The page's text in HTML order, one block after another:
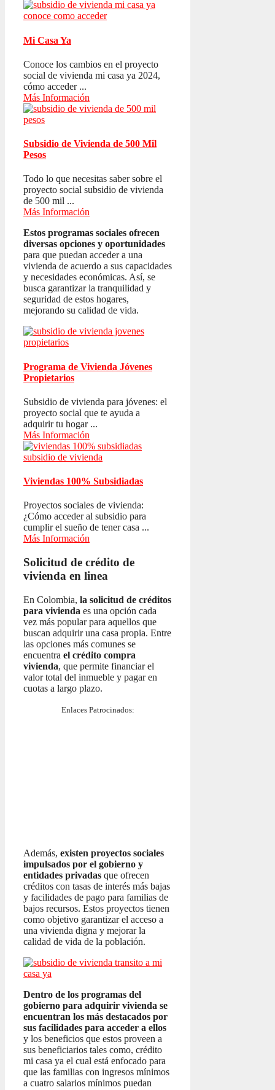
Mi Casa Ya
Conoce los cambios en el proyecto
social de vivienda mi casa ya 2024,
cómo acceder ...
Más Información
Subsidio de Vivienda de 500 Mil
Pesos
Todo lo que necesitas saber sobre el
proyecto social subsidio de vivienda
de 500 mil ...
Más Información
Estos programas sociales ofrecen
diversas opciones y oportunidades
para que puedan acceder a una
vivienda de acuerdo a sus capacidades
y necesidades económicas. Así, se
busca garantizar la tranquilidad y
seguridad de estos hogares,
mejorando su calidad de vida.
Programa de Vivienda Jóvenes
Propietarios
Subsidio de vivienda para jóvenes: el
proyecto social que te ayuda a
adquirir tu hogar ...
Más Información
Viviendas 100% Subsidiadas
Proyectos sociales de vivienda:
¿Cómo acceder al subsidio para
cumplir el sueño de tener casa ...
Más Información
Solicitud de crédito de
vivienda en linea
En Colombia, la solicitud de créditos
para vivienda es una opción cada
vez más popular para aquellos que
buscan adquirir una casa propia. Entre
las opciones más comunes se
encuentra el crédito compra
vivienda, que permite financiar el
valor total del inmueble y pagar en
cuotas a largo plazo.
Enlaces Patrocinados:
Además, existen proyectos sociales
impulsados por el gobierno y
entidades privadas que ofrecen
créditos con tasas de interés más bajas
y facilidades de pago para familias de
bajos recursos. Estos proyectos tienen
como objetivo garantizar el acceso a
una vivienda digna y mejorar la
calidad de vida de la población.
Dentro de los programas del
gobierno para adquirir vivienda se
encuentran los más destacados por
sus facilidades para acceder a ellos
y los beneficios que estos proveen a
sus beneficiarios tales como, crédito
mi casa ya el cual está enfocado para
que las familias con ingresos mínimos
a cuatro salarios mínimos puedan